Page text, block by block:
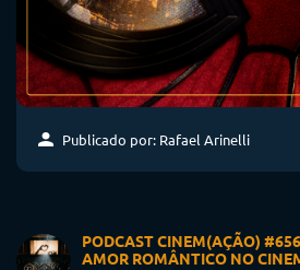
Publicado por: Rafael Arinelli
PODCAST CINEM(AÇÃO)
AMOR ROMÂNTICO NO